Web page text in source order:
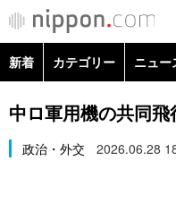
新着 カテゴリー ニュー
政治・外交
経済・ビジネス
中ロ軍用機の共同
政治・外交 2026.06.28